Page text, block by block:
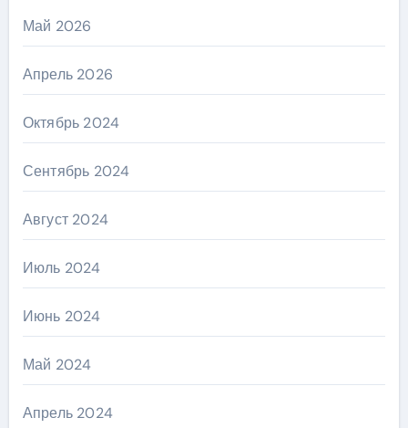
Май 2026
Апрель 2026
Октябрь 2024
Сентябрь 2024
Август 2024
Июль 2024
Июнь 2024
Май 2024
Апрель 2024